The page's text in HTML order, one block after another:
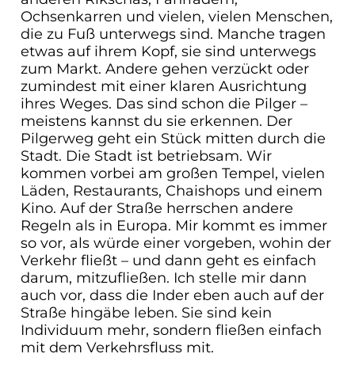
Ochsenkarren und vielen, vielen Menschen,
die zu Fuß unterwegs sind. Manche tragen
etwas auf ihrem Kopf, sie sind unterwegs
zum Markt. Andere gehen verzückt oder
zumindest mit einer klaren Ausrichtung
ihres Weges. Das sind schon die Pilger –
meistens kannst du sie erkennen. Der
Pilgerweg geht ein Stück mitten durch die
Stadt. Die Stadt ist betriebsam. Wir
kommen vorbei am großen Tempel, vielen
Läden, Restaurants, Chaishops und einem
Kino. Auf der Straße herrschen andere
Regeln als in Europa. Mir kommt es immer
so vor, als würde einer vorgeben, wohin der
Verkehr fließt – und dann geht es einfach
darum, mitzufließen. Ich stelle mir dann
auch vor, dass die Inder eben auch auf der
Straße hingäbe leben. Sie sind kein
Individuum mehr, sondern fließen einfach
mit dem Verkehrsfluss mit.